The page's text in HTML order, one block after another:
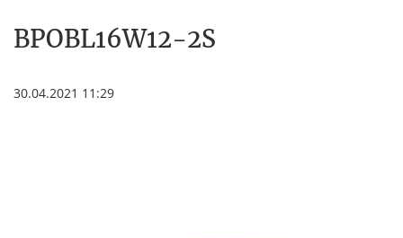
BPOBL16W12-2S
30.04.2021 11:29